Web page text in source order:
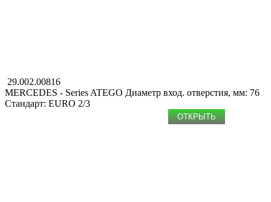
29.002.00816
MERCEDES - Series ATEGO Диаметр вход. отверстия, мм: 76
Стандарт: EURO 2/3
ОТКРЫТЬ